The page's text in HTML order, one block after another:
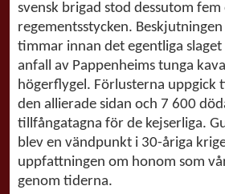
svensk brigad stod dessutom
regementsstycken.
timmar innan det egentliga
anfall av Pappenheims tunga
högerflygel. Förlusterna uppgick
den allierade sidan och 7 600
tillfångatagna för de kejserliga.
blev en vändpunkt i 30-åriga
uppfattningen om honom som
genom tiderna.